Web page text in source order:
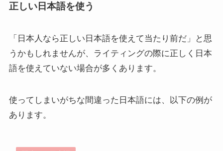
正しい日本語を使う
「日本人なら正しい日本語を使えて当たり前だ」と思
うかもしれませんが、ライティングの際に正しく日本
語を使えていない場合が多くあります。
使ってしまいがちな間違った日本語には、以下の例が
あります。